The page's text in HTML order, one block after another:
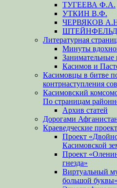
ТУГЕЕВА Ф.А.
УТКИН В.Ф.
ЧЕРВЯКОВ
ШТЕЙНФЕЛЬД
Литературная
Минуты
Занимательные
Касимов и
Касимовцы в битве
контрнаступления
Касимовский
По страницам
Архив статей
Дорогами
Краеведческие
Проект
Касимовской
Проект
гнезда»
Виртуальный
большой буквы»